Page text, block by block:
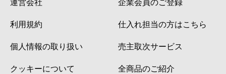
利用規約
個人情報の取り扱い
クッキーについて
仕入れ担当の方はこちら
売主取次サービス
全商品のご紹介